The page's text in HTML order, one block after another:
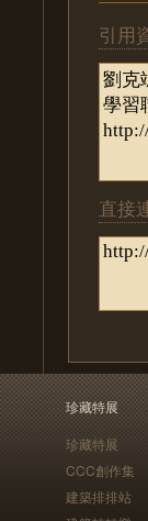
引用
直接
珍藏特展
珍藏特展
CCC創作集
建築排排站